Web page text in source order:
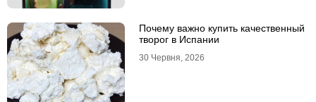
Почему важно купить качественный
творог в Испании
30 Червня, 2026